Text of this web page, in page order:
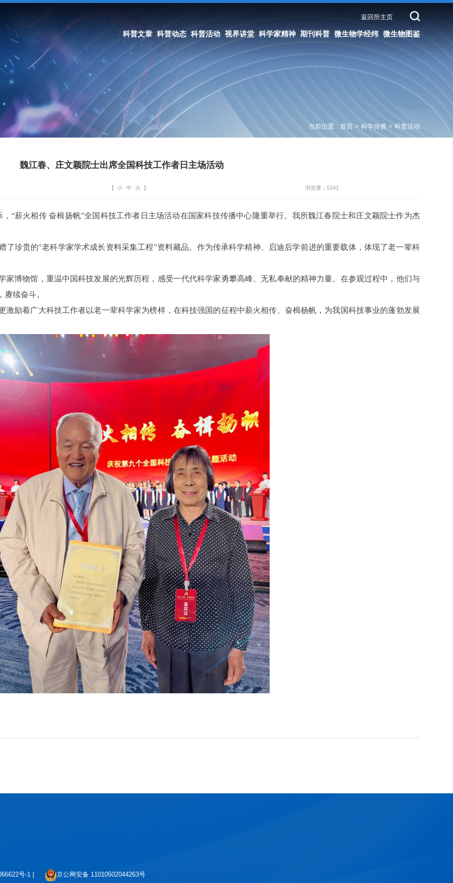
科普文章 科普活动 视界讲堂 科学家精神 期刊科普 微生物学经纬 微生物图鉴
当前位置 : 首页 > 科学传播 > 科普活动
魏江春、庄文颖院士出席全国科技工作者日主场活动
【 小 中 大 】 浏览量：5241
“薪火相传 奋楫扬帆”全国科技工作者日主场活动在国家科技传播中心隆重举行。我所魏江春院士和庄文颖院士作为杰
了珍贵的"老科学家学术成长资料采集工程"资料藏品。作为传承科学精神、启迪后学前进的重要载体，体现了老一辈科
家博物馆，重温中国科技发展的光辉历程，感受一代代科学家勇攀高峰、无私奉献的精神力量。在参观过程中，他们与
赓续奋斗。
激励着广大科技工作者以老一辈科学家为榜样，在科技强国的征程中薪火相传、奋楫杨帆，为我国科技事业的蓬勃发展